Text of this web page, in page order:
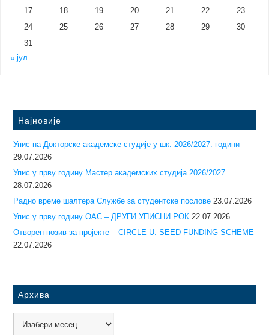
17
18 19 20 21 22
23
24
25 26 27 28 29
30
31
« јул
Најновије
Упис на Докторске академске студије у шк. 2026/2027. години
29.07.2026
Упис у прву годину Mастер академских студија 2026/2027.
28.07.2026
Радно време шалтера Службе за студентске послове 23.07.2026
Упис у прву годину ОАС – ДРУГИ УПИСНИ РОК 22.07.2026
Отворен позив за пројекте – CIRCLE U. SEED FUNDING SCHEME
22.07.2026
Архива